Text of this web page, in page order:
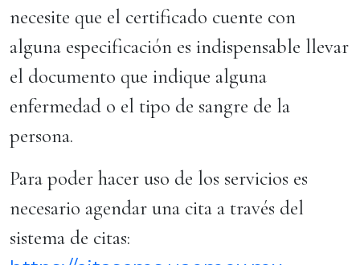
necesite que el certificado cuente con
alguna especificación es indispensable llevar
el documento que indique alguna
enfermedad o el tipo de sangre de la
persona.
Para poder hacer uso de los servicios es
necesario agendar una cita a través del
sistema de citas: